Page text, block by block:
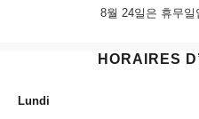
8월 24일은 휴무일
HORAIRES
Lundi